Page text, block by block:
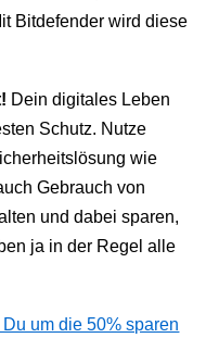
Bitdefender wird diese
Dein digitales Leben
Schutz. Nutze
wie
Gebrauch von
und dabei sparen,
ja in der Regel alle
um die 50% sparen